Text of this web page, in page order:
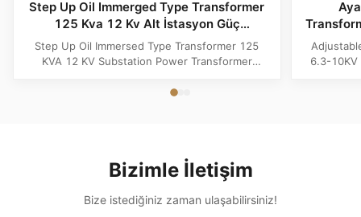
Step Up Oil Immerged Type Transformer
125 Kva 12 Kv Alt İstasyon Güç
Transformörü
Step Up Oil Immersed Type Transformer 125
KVA 12 KV Substation Power Transformer
Distribution Transformer, Oil-filled Transformer
6.3-
Bizimle İletişim
Bize istediğiniz zaman ulaşabilirsiniz!